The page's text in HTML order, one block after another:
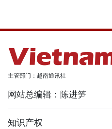
主管部门：越南通讯社
网站总编辑：陈进笋
知识产权